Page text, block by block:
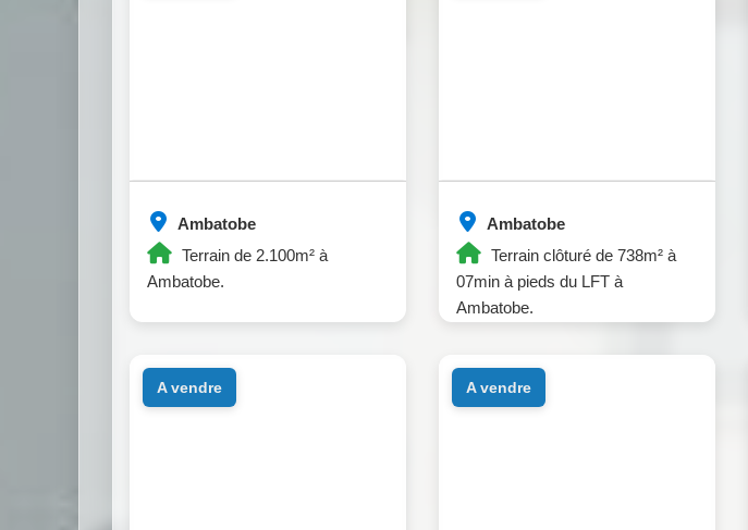
Ambatobe
Terrain de 2.100m² à
Ambatobe.
Ambatobe
Terrain clôturé de 738m² à
07min à pieds du LFT à
Ambatobe.
a vendre a vendre